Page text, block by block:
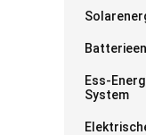
Ess-
System